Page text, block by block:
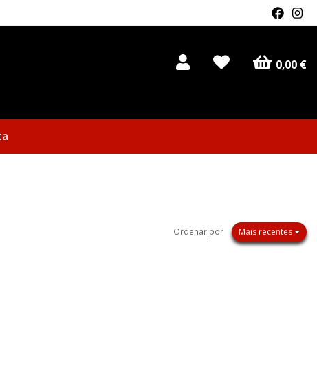
0,00 €
Ordenar por Mais recentes